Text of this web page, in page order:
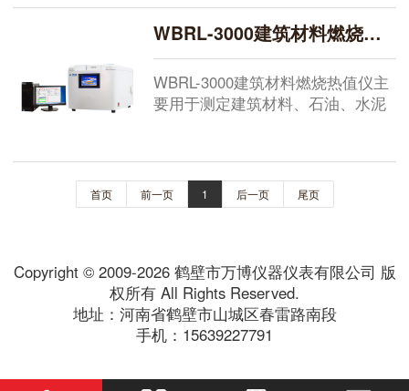
制品燃烧热值的检测，符合国标
GB/T 14402-2007 建筑材料燃烧热
值试验方法。该热值仪系统运行于
Windows7及以上系统，人机交互，
即学即用。该软件采用面向对象的
程序设计方法，采用模块化管理技
WBRL-3000建筑材料燃烧热值仪
WBRL-3000建筑材料燃烧热值仪主
要用于测定建筑材料、石油、水泥
首页 前一页 1 后一页 尾页
Copyright © 2009-2026 鹤壁市万博仪器仪表有限公司 版
权所有 All Rights Reserved.
地址：河南省鹤壁市山城区春雷路南段
手机：15639227791